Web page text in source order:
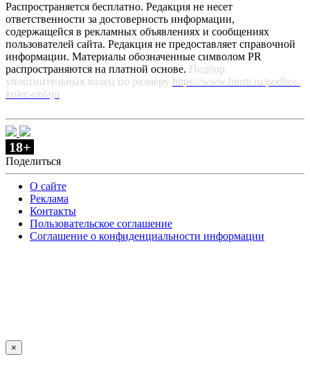
Распространяется бесплатно. Редакция не несет
ответственности за достоверность информации,
содержащейся в рекламных объявлениях и сообщениях
пользователей сайта. Редакция не предоставляет справочной
информации. Материалы обозначенные символом PR
распространяются на платной основе. Подбор
уплотнительных колец по размеру https://www.binrti.ru/podbor-
kolec-onlajn
18+
Поделиться
О сайте
Реклама
Контакты
Пользовательское соглашение
Соглашение о конфиденциальности информации
×